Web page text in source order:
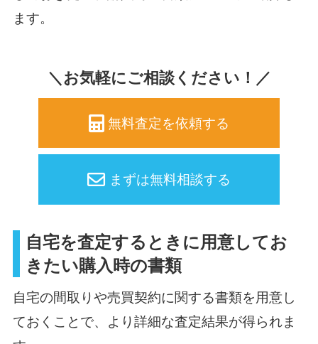
ます。
＼お気軽にご相談ください！／
無料査定を依頼する
まずは無料相談する
自宅を査定するときに用意してお
きたい購入時の書類
自宅の間取りや売買契約に関する書類を用意し
ておくことで、より詳細な査定結果が得られま